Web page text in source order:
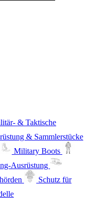
& Taktische
& Sammlerstücke
Military Boots
Ausrüstung
Schutz für